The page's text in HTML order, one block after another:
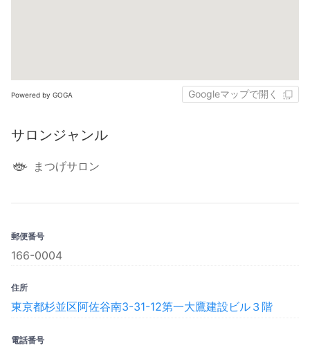
Powered by GOGA Googleマップで開く
サロンジャンル
まつげサロン
郵便番号
166-0004
住所
東京都杉並区阿佐谷南3-31-12第一大鷹建設ビル３階
電話番号